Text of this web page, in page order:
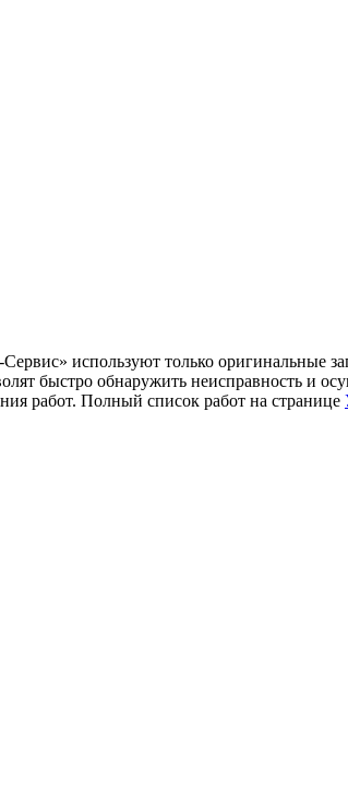
используют только оригинальные
быстро обнаружить неисправность и
работ. Полный список работ на странице